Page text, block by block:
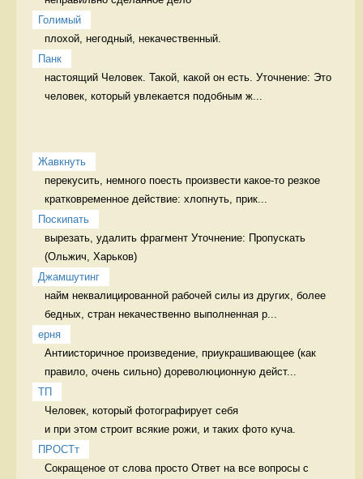
Голимый
плохой, негодный, некачественный.
Панк
настоящий Человек. Такой, какой он есть. Уточнение: Это
человек, который увлекается подобным ж...
Жавкнуть
перекусить, немного поесть произвести какое-то резкое
кратковременное действие: хлопнуть, прик...
Поскипать
вырезать, удалить фрагмент Уточнение: Пропускать
Джамшутинг
найм неквалицированной рабочей силы из других, более
бедных, стран некачественно выполненная р...
ерня
Антиисторичное произведение, приукрашивающее (как
правило, очень сильно) дореволюционную дейст...
ТП
Человек, который фотографирует себя
и при этом строит всякие рожи, и таких фото куча.
ПРОСТт
Сокращеное от слова просто Ответ на все вопросы с